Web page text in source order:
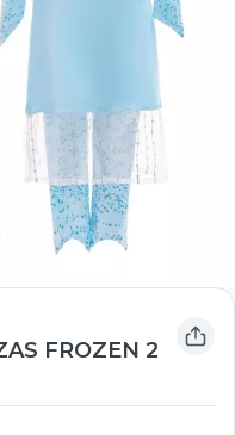
FROZEN 2